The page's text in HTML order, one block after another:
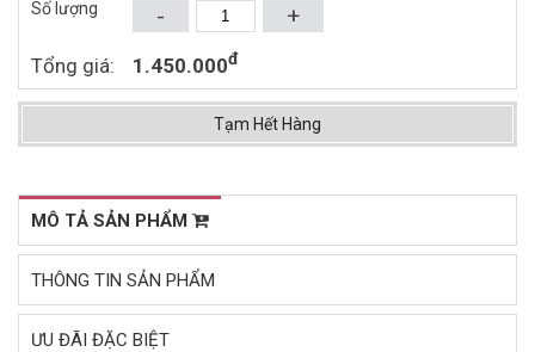
Số lượng +
-
Tổng giá: 1.450.000đ
Tạm Hết Hàng
HOMME EDT 100ML
1.940.000đ 1.155.000đ
Mua ngay
MÔ TẢ SẢN PHẨM
THÔNG TIN SẢN PHẨM
ƯU ĐÃI ĐẶC BIỆT